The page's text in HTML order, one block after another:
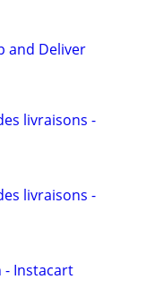
and Deliver
livraisons -
livraisons -
- Instacart